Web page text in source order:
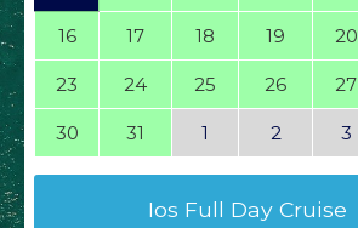
16 17 18 19 20
23 24 25 26 27
30 31 1 2 3
Ios Full Day Cruise